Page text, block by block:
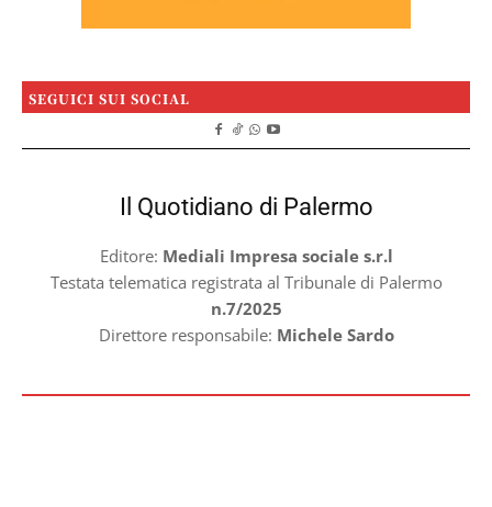
SEGUICI SUI SOCIAL
Il Quotidiano di Palermo
Editore: Mediali Impresa sociale s.r.l
Testata telematica registrata al Tribunale di Palermo
n.7/2025
Direttore responsabile: Michele Sardo